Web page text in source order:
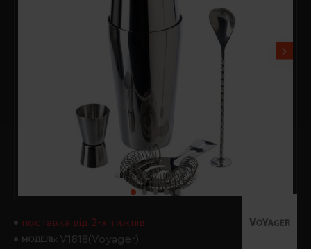
поставка від 2-х тижнів
МОДЕЛЬ: V1818(Voyager)